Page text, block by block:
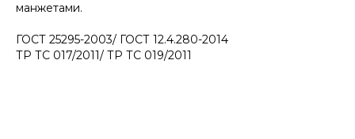
манжетами.
ГОСТ 25295-2003/ ГОСТ 12.4.280-2014
ТР ТС 017/2011/ ТР ТС 019/2011